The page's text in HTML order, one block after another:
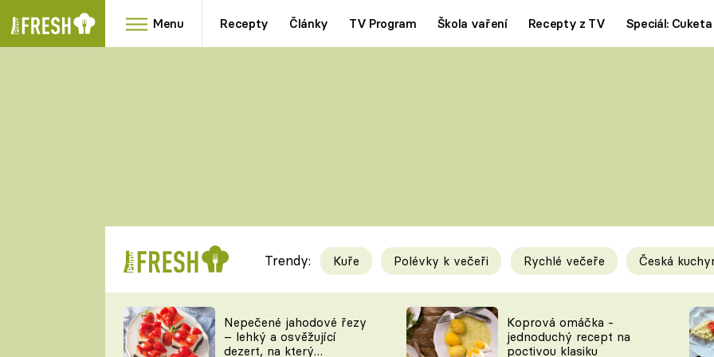
Menu Recepty Články TV Program Škola vaření Recepty z TV Speciál: Cuketa
RYCHLOVKY
Videorecepty
TEĎ VAŘÍ ŠÉF!
Tipy a triky
KAM ZA JÍDLEM
Trendy: Kuře Polévky k večeři Rychlé večeře Česká
Nepečené jahodové řezy
– lehký a osvěžující
dezert, na který
Koprová omáčka -
jednoduchý recept na
poctivou klasiku